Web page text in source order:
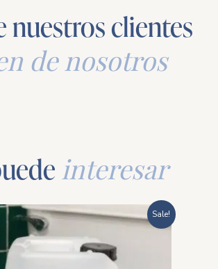
nuestros clientes
de nosotros
interesar
Sale!
Rango
de
precios: